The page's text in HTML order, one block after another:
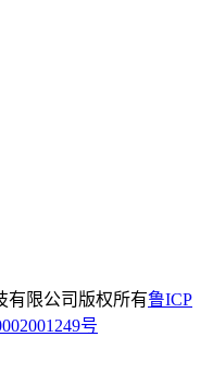
有限公司版权所有鲁ICP
号